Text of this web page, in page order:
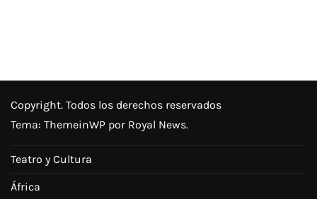
Copyright. Todos los derechos reservados
Tema: ThemeinWP por Royal News.
Teatro y Cultura
África